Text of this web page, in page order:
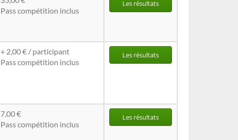
Pass compétition inclus
Les résultats
+ 2,00 € / participant
Pass compétition inclus
Les résultats
7,00 €
Pass compétition inclus
Les résultats